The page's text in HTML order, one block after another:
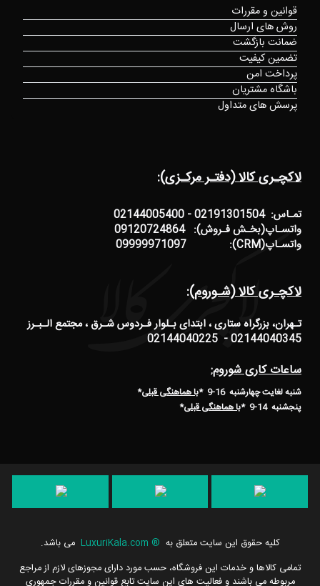
لاکچـری کالا (دفتـر مرکـزی):
تمـاس: 02191301504 - 02144005400
واتسـاپ(بخـش فـروش): 09120724864
واتسـاپ(CRM): 09999971097
لاکچـری کالا (شـوروم):
تـهران، بزرگراه ستاری ، ابتدای بـلوار فـردوس شـرق ، مجتمع الـبـرز
02144040345 - 02144040225
ساعات کاری شوروم:
شنبه لغایت چهارشنبه 16-9 * با هماهنگی قبلی*
پنجشنبه 14-9
*با هماهنگی قبلی*
قوانین و مقررات
روش های ارسال
ضمانت بازگشت
تضمین کیفیت
پرداخت امن
باشگاه مشتریان
پرسش های متداول
کلیه حقوق این سایت متعلق به ®
LuxuriKala.com می باشد.
تمامی كالاها و خدمات این فروشگاه، حسب مورد دارای مجوزهای لازم از مراجع
مربوطه می باشند و فعالیت های این سایت تابع قوانین و مقررات جمهوری